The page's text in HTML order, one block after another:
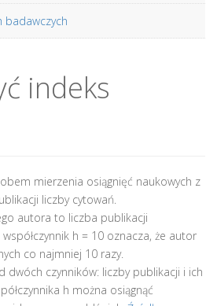
badawczych
indeks
mierzenia osiągnięć naukowych z
liczby cytowań.
autora to liczba publikacji
h = 10 oznacza, że autor
co najmniej 10 razy.
dwóch czynników: liczby publikacji i ich
h można osiągnąć